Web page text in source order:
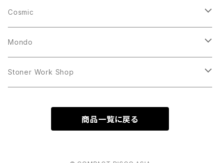
10inch
12inch
LP
12inch
Cosmic
12inch
LP
Mondo
LP
Stoner Work Shop
商品一覧に戻る